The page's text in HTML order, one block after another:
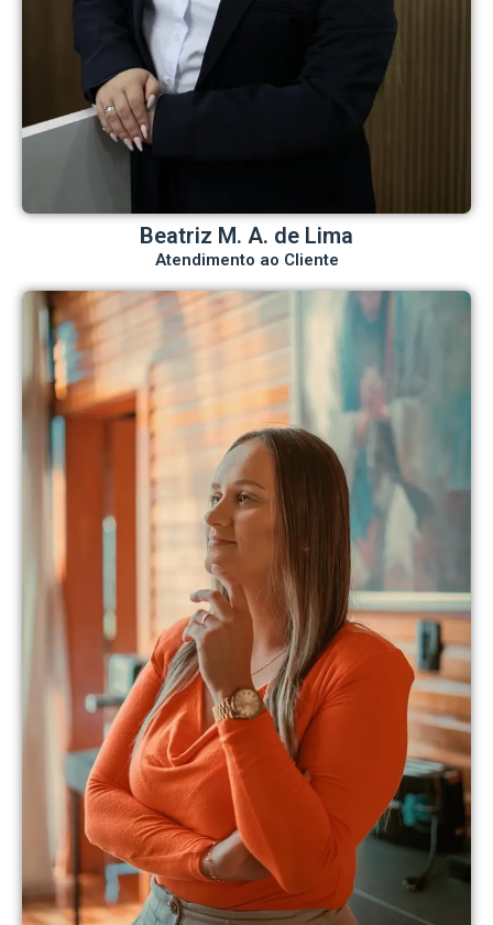
Beatriz M. A. de Lima
Atendimento ao Cliente